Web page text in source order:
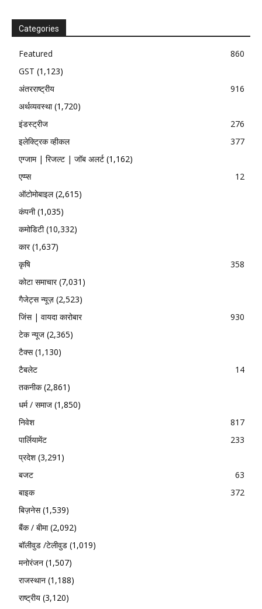
Categories
Featured
860
GST (1,123)
अंतरराष्ट्रीय
916
अर्थव्यवस्था(1,720)
इंडस्ट्रीज
276
इलेक्ट्रिक व्हीकल
377
एग्जाम | रिजल्ट | जॉब अलर्ट (1,162)
एप्प्स
12
ऑटोमोबाइल(2,615)
कंपनी(1,035)
कमोडिटी(10,332)
कार(1,637)
कृषि
358
कोटा समाचार(7,031)
गैजेट्स न्यूज़ (2,523)
जिंस | वायदा कारोबार
930
टेक न्यूज (2,365)
टैक्स(1,130)
टैबलेट
14
तकनीक(2,861)
धर्म / समाज (1,850)
निवेश
817
पार्लियामेंट
233
प्रदेश(3,291)
बजट
63
बाइक
372
बिज़नेस(1,539)
बैंक / बीमा(2,092)
बॉलीवुड /टेलीवुड (1,019)
मनोरंजन (1,507)
राजस्थान (1,188)
राष्ट्रीय (3,120)